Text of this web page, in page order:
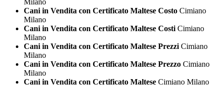
Milano
Cani in Vendita con Certificato Maltese Costo Cimiano
Milano
Cani in Vendita con Certificato Maltese CostiCimiano
Milano
Cani in Vendita con Certificato Maltese PrezziCimiano
Milano
Cani in Vendita con Certificato Maltese Prezzo Cimiano
Milano
Cani in Vendita con Certificato Maltese Cimiano Milano